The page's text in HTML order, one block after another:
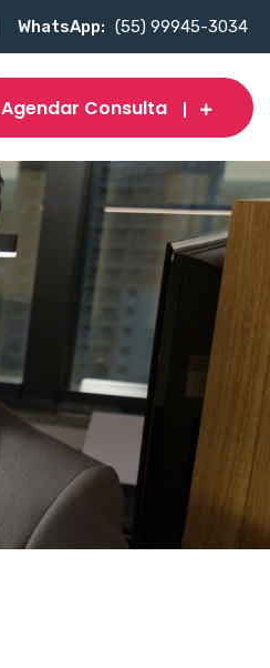
WhatsApp: (55) 99945-3034
Agendar Consulta